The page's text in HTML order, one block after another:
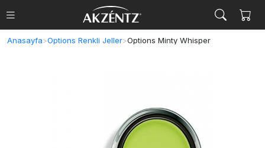
Anasayfa>Options Renkli Jeller>Options Minty Whisper